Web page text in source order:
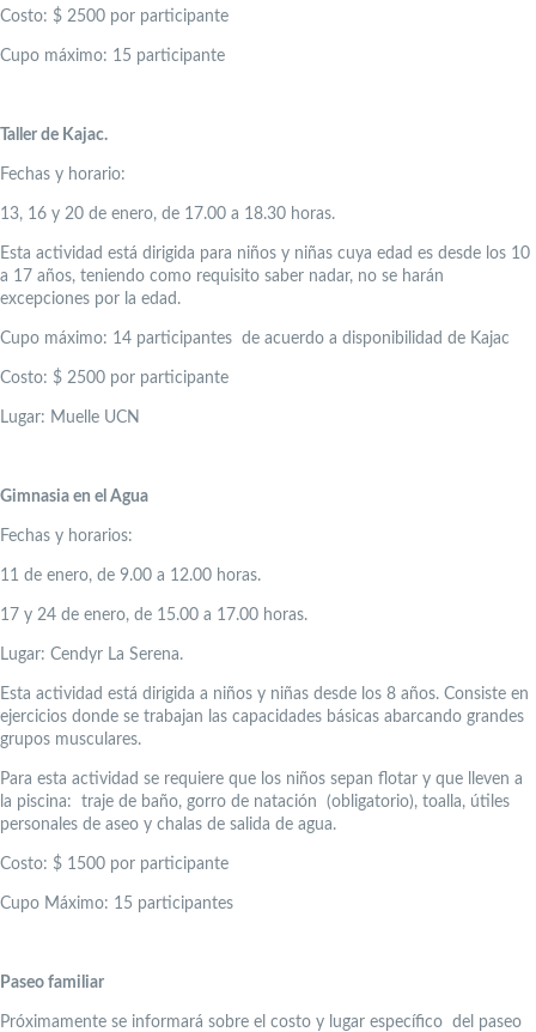
Costo: $ 2500 por participante
Cupo máximo: 15 participante
Taller de Kajac.
Fechas y horario:
13, 16 y 20 de enero, de 17.00 a 18.30 horas.
Esta actividad está dirigida para niños y niñas cuya edad es desde los 10
a 17 años, teniendo como requisito saber nadar, no se harán
excepciones por la edad.
Cupo máximo: 14 participantes de acuerdo a disponibilidad de Kajac
Costo: $ 2500 por participante
Lugar: Muelle UCN
Gimnasia en el Agua
Fechas y horarios:
11 de enero, de 9.00 a 12.00 horas.
17 y 24 de enero, de 15.00 a 17.00 horas.
Lugar: Cendyr La Serena.
Esta actividad está dirigida a niños y niñas desde los 8 años. Consiste en
ejercicios donde se trabajan las capacidades básicas abarcando grandes
grupos musculares.
Para esta actividad se requiere que los niños sepan flotar y que lleven a
la piscina: traje de baño, gorro de natación (obligatorio), toalla, útiles
personales de aseo y chalas de salida de agua.
Costo: $ 1500 por participante
Cupo Máximo: 15 participantes
Paseo familiar
Próximamente se informará sobre el costo y lugar específico del paseo